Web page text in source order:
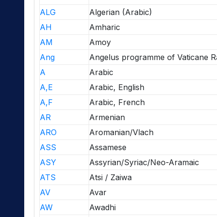
ALG
Algerian (Arabic)
AH
Amharic
AM
Amoy
Ang
Angelus programme of Vaticane
A
Arabic
A,E
Arabic, English
A,F
Arabic, French
AR
Armenian
ARO
Aromanian/Vlach
ASS
Assamese
ASY
Assyrian/Syriac/Neo-Aramaic
ATS
Atsi / Zaiwa
AV
Avar
AW
Awadhi